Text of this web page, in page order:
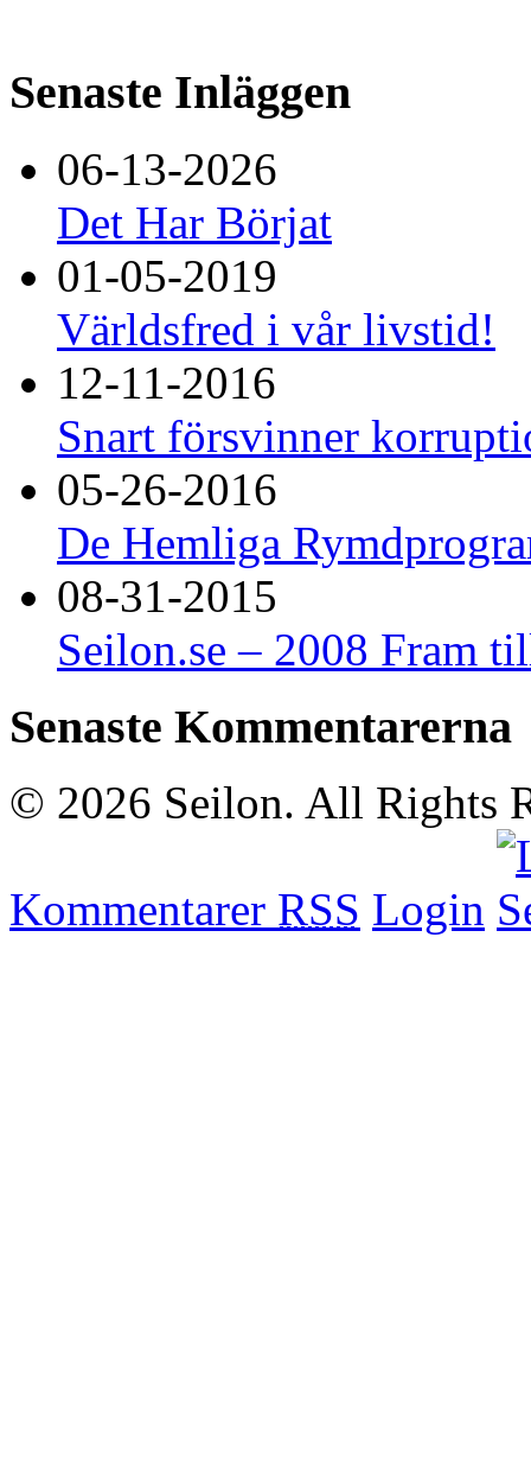
Senaste Inläggen
06-13-2026
Det Har Börjat
01-05-2019
Världsfred i vår livstid!
12-11-2016
Snart försvinner
05-26-2016
De Hemliga
08-31-2015
Seilon.se – 2008 Fram
Senaste Kommentarerna
© 2026 Seilon. All Rights
Kommentarer RSS Login